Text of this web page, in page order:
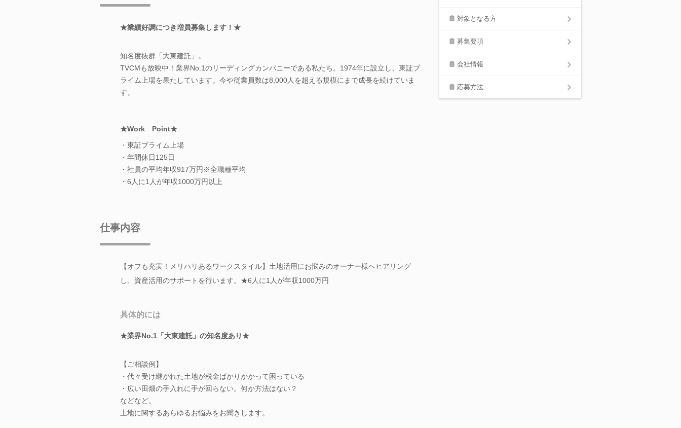
★業績好調につき増員募集します！★
知名度抜群「大東建託」。
TVCMも放映中！業界No.1のリーディングカンパニーである私たち。1974年に設立し、東証プ
ライム上場を果たしています。今や従業員数は8,000人を超える規模にまで成長を続けていま
す。
★Work Point★
・東証プライム上場
・年間休日125日
・社員の平均年収917万円※全職種平均
・6人に1人が年収1000万円以上
仕事内容
【オフも充実！メリハリあるワークスタイル】土地活用にお悩みのオーナー様へヒアリング
し、資産活用のサポートを行います。★6人に1人が年収1000万円
具体的には
★業界No.1「大東建託」の知名度あり★
【ご相談例】
・代々受け継がれた土地が税金ばかりかかって困っている
・広い田畑の手入れに手が回らない。何か方法はない？
などなど。
土地に関するあらゆるお悩みをお聞きします。
対象となる方
募集要項
会社情報
応募方法